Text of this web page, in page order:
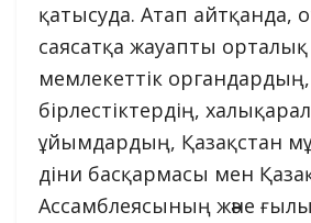
қатысуда. Атап айтқанда,
саясатқа жауапты орталық
мемлекеттік
бірлестіктердің,
ұйымдардың, Қазақстан
діни басқармасы мен
Ассамблеясының және